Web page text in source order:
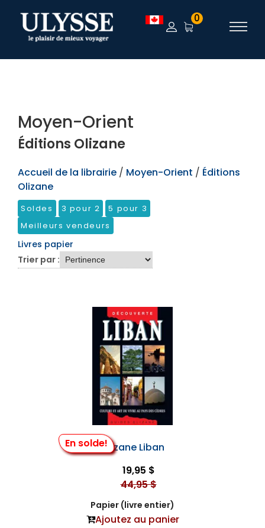
TEST 0
Moyen-Orient
Éditions Olizane
Accueil de la librairie / Moyen-Orient / Éditions
Olizane
Soldes 3 pour 2
5 pour 3
Meilleurs vendeurs
Livres papier
Trier par :
En solde!Olizane Liban
19,95 $
44,95 $
Papier (livre entier)
Ajoutez au panier